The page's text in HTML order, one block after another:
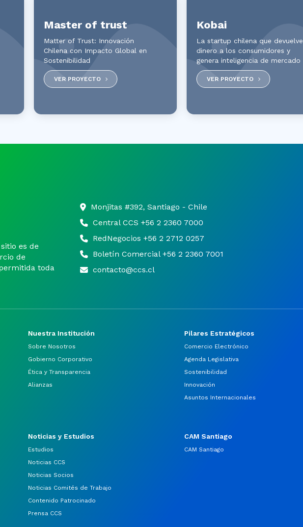
Master of trust
Matter of Trust: Innovación
Chilena con Impacto Global en
Sostenibilidad
VER PROYECTO
Kobai
La startup chilena que devuelve
dinero a los consumidores y
genera inteligencia de mercado
VER PROYECTO
es de
de
toda
Monjitas #392, Santiago - Chile
Central CCS +56 2 2360 7000
RedNegocios +56 2 2712 0257
Boletín Comercial +56 2 2360 7001
contacto@ccs.cl
Nuestra Institución
Sobre Nosotros
Gobierno Corporativo
Ética y Transparencia
Alianzas
Pilares Estratégicos
Comercio Electrónico
Agenda Legislativa
Sostenibilidad
Innovación
Asuntos Internacionales
Noticias y Estudios
Estudios
Noticias CCS
Noticias Socios
Noticias Comités de Trabajo
Contenido Patrocinado
Prensa CCS
CAM Santiago
CAM Santiago